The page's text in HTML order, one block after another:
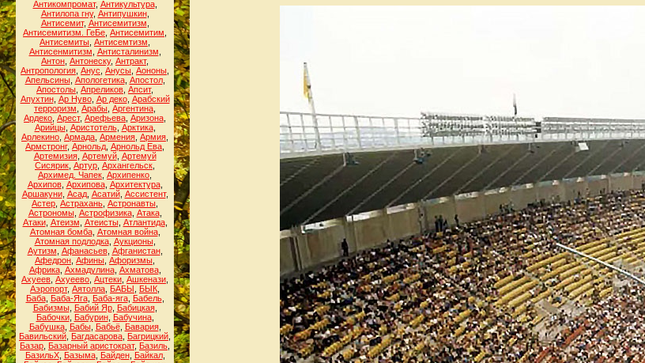
Антикомпромат, Антикультура,
Антилопа гну, Антипушкин,
Антисемит, Антисемитизм
Антисемитизм. ГеБе Антисемитим
Антисемиты Антисемтизм
Антисенмитизм Антисталинизм
Антон Антонеску, Антракт,
Антропология Анус Анусы Аононы
Апельсины, Апологетика, Апостол,
Апостолы Апреликов Апсит,
Апухтин, Ар Нуво, Ар деко, Арабский
терроризм Арабы Аргентина
Ардеко Арест, Арефьева Аризона
Арийцы, Аристотель, Арктика,
Арлекино Армада Армения Армия
Армстронг, Арнольд Арнольд Ева
Артемизия, Артемуй, Артемуй
Сисярик Артур Архангельск
Архимед. Чапек Архипенко
Архипов, Архипова, Архитектура,
Аршакуни, Асад, Асатий, Ассистент,
Астер Астрахань Астронавты
Астрономы, Астрофизика, Атака,
Атаки, Атеизм Атеисты, Атлантида,
Атомная бомба, Атомная война,
Атомная подлодка, Аукционы,
Аутизм Афанасьев, Афганистан,
Афедрон Афины Афоризмы
Африка, Ахмадулина, Ахматова,
Ахуеев Ахуеево Ацтеки Ашкенази
Аэропорт, Аятолла БАБЫ БЫК
Баба, Баба-Яга, Баба-яга, Бабель,
Бабизмы, Бабий Яр, Бабицкая,
Бабочки, Бабурин, Бабучина,
Бабушка, Бабы, Бабьё, Бавария,
Бавильский Багдасарова Багрицкий
Базар Базарный аристократ, Базиль
БазильХ, Базыма, Байден, Байкал,